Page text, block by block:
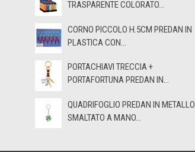
TRASPARENTE COLORATO...
CORNO PICCOLO H.5CM PREDAN IN
PLASTICA CON...
PORTACHIAVI TRECCIA +
PORTAFORTUNA PREDAN IN...
QUADRIFOGLIO PREDAN IN METALLO
SMALTATO A MANO...